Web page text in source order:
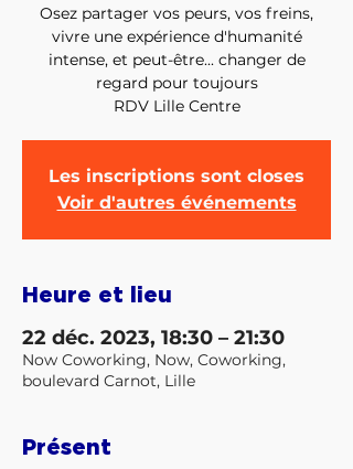
Osez partager vos peurs, vos freins,
vivre une expérience d'humanité
intense, et peut-être... changer de
regard pour toujours
RDV Lille Centre
Les inscriptions sont closes
Voir d'autres événements
Heure et lieu
22 déc. 2023, 18:30 – 21:30
Now Coworking, Now, Coworking,
boulevard Carnot, Lille
Présent